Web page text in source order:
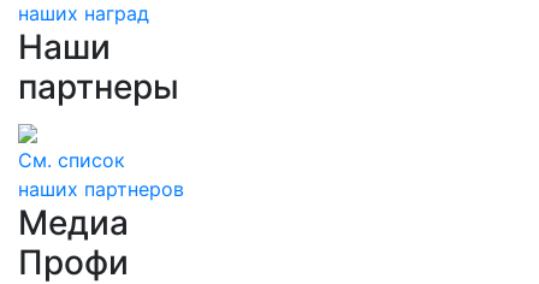
наших наград
Наши
партнеры
См. список
наших партнеров
Медиа
Профи